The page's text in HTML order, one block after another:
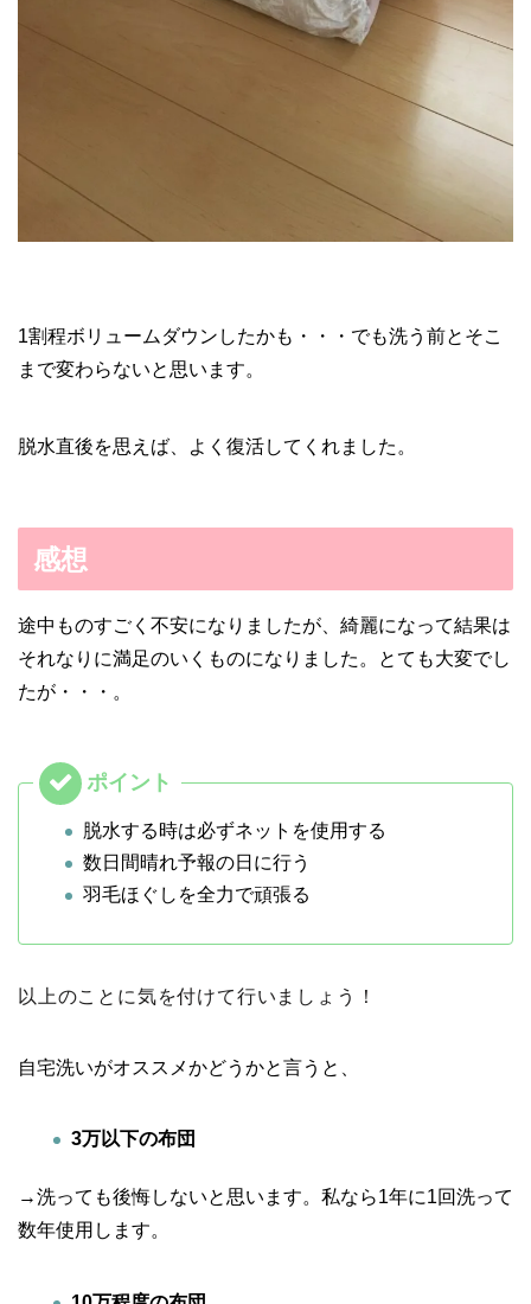
1割程ボリュームダウンしたかも・・・でも洗う前とそこ
まで変わらないと思います。
脱水直後を思えば、よく復活してくれました。
感想
途中ものすごく不安になりましたが、綺麗になって結果は
それなりに満足のいくものになりました。とても大変でし
たが・・・。
脱水する時は必ずネットを使用する
数日間晴れ予報の日に行う
羽毛ほぐしを全力で頑張る
以上のことに気を付けて行いましょう！
自宅洗いがオススメかどうかと言うと、
3万以下の布団
→洗っても後悔しないと思います。私なら1年に1回洗って
数年使用します。